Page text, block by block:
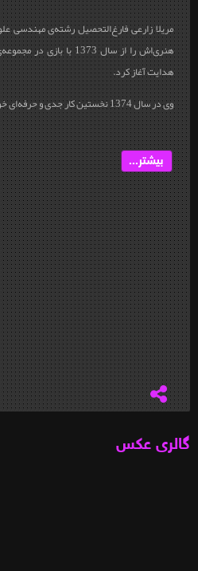
مریلا زارعی فارغ‌التحصیل رشته‌ی مهندسی
هنری‌اش را از سال 1373
هدایت آغاز کرد.
وی در سال 1374 نخستین کار جدی و حرفه‌ای خود را با ایفای نقش در مجموعه‌ی...
بیشتر...
گالری عکس